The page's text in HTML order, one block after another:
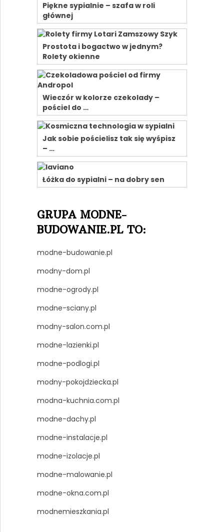
Piękne sypialnie – szafa w roli
głównej
Prostota i bogactwo w jednym?
Rolety okienne
Wieczór w kolorze czekolady –
pościel do …
Jak sobie pościelisz tak się wyśpisz
– …
Łóżka do sypialni – na dobry sen
GRUPA MODNE-
BUDOWANIE.PL TO:
modne-budowanie.pl
modny-dom.pl
modne-ogrody.pl
modne-sciany.pl
modny-salon.com.pl
modne-lazienki.pl
modne-podlogi.pl
modny-pokojdziecka.pl
modna-kuchnia.com.pl
modne-dachy.pl
modne-instalacje.pl
modne-izolacje.pl
modne-malowanie.pl
modne-okna.com.pl
modnemieszkania.pl